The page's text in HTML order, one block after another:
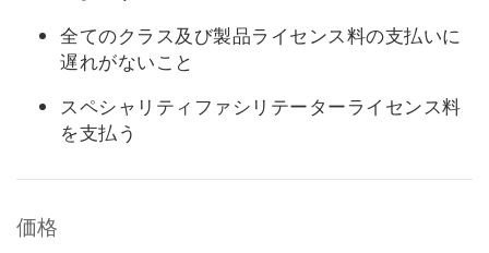
全てのクラス及び製品ライセンス料の支払いに
遅れがないこと
スペシャリティファシリテーターライセンス料
を支払う
価格